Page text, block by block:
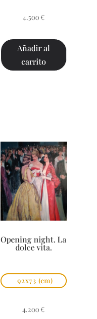
4.500 €
Añadir al
carrito
Opening night. La
dolce vita.
92x73 (cm)
4.200 €